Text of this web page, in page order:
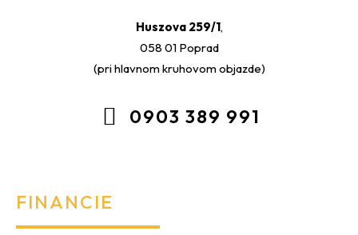
Huszova 259/1,
058 01 Poprad
(pri hlavnom kruhovom objazde)
0903 389 991
FINANCIE